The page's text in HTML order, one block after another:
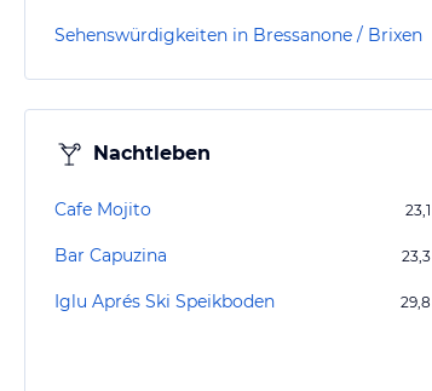
Sehenswürdigkeiten in Bressanone / Brixen
Nachtleben
Cafe Mojito 23,1
Bar Capuzina 23,3
Iglu Aprés Ski Speikboden 29,8